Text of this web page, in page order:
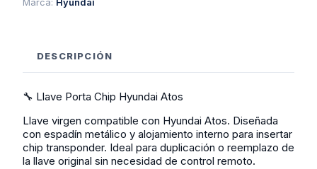
DESCRIPCIÓN
🔧 Llave Porta Chip Hyundai Atos
Llave virgen compatible con Hyundai Atos. Diseñada
con espadín metálico y alojamiento interno para insertar
chip transponder. Ideal para duplicación o reemplazo de
la llave original sin necesidad de control remoto.